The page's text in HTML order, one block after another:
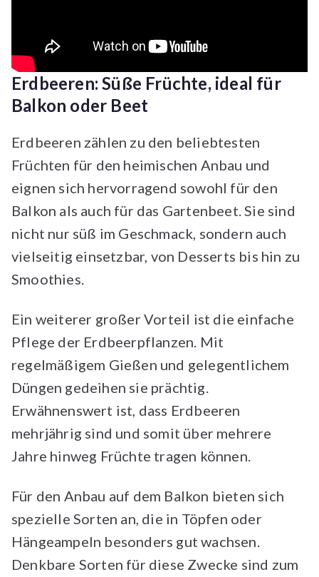
Erdbeeren: Süße Früchte, ideal für
Balkon oder Beet
Erdbeeren zählen zu den beliebtesten
Früchten für den heimischen Anbau und
eignen sich hervorragend sowohl für den
Balkon als auch für das Gartenbeet. Sie sind
nicht nur süß im Geschmack, sondern auch
vielseitig einsetzbar, von Desserts bis hin zu
Smoothies.
Ein weiterer großer Vorteil ist die einfache
Pflege der Erdbeerpflanzen. Mit
regelmäßigem Gießen und gelegentlichem
Düngen gedeihen sie prächtig.
Erwähnenswert ist, dass Erdbeeren
mehrjährig sind und somit über mehrere
Jahre hinweg Früchte tragen können.
Für den Anbau auf dem Balkon bieten sich
spezielle Sorten an, die in Töpfen oder
Hängeampeln besonders gut wachsen.
Denkbare Sorten für diese Zwecke sind zum